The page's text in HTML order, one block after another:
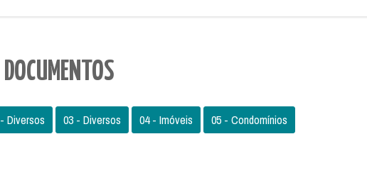
DOCUMENTOS
Diversos 03 - Diversos 04 - Imóveis 05 - Condomínios